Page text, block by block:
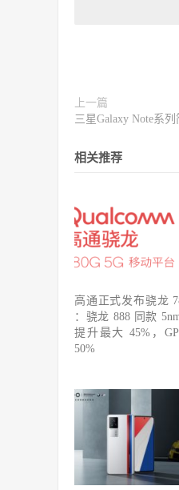
上一篇
三星Galaxy Note系
相关推荐
高通正式发布骁龙
：骁龙 888 同款
提升最大 45%，
50%